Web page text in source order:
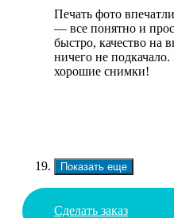
Печать фото
— все понятно и
быстро, качество на
ничего не
хорошие снимки!
Показать еще
Сделать заказ